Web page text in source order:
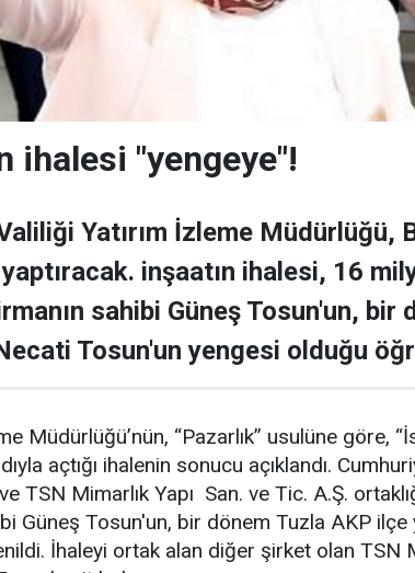
ihalesi "yengeye"!
Yatırım İzleme Müdürlüğü,
inşaatın ihalesi, 16
sahibi Güneş Tosun'un,
Tosun'un yengesi olduğu
Müdürlüğü’nün, “Pazarlık” usulüne
açtığı ihalenin sonucu açıklandı.
TSN Mimarlık Yapı San. ve Tic. A.Ş.
Güneş Tosun'un, bir dönem Tuzla AKP
İhaleyi ortak alan diğer şirket olan TSN